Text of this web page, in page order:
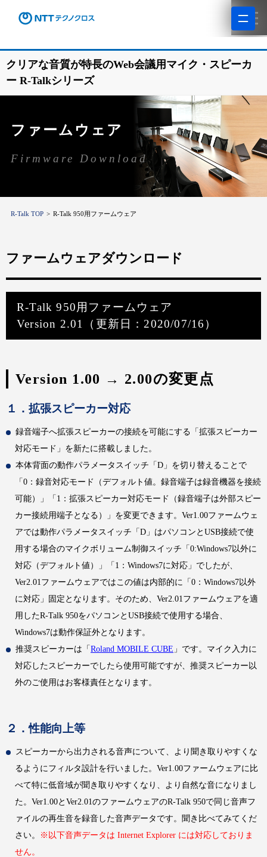
クリアな音質が特長のWeb会議用マイク・スピーカ
ー R-Talkシリーズ
ファームウェア
Firmware Download
R-Talk TOP R-Talk 950用ファームウェア
ファームウェアダウンロード
R-Talk 950用ファームウェア
Version 2.01（更新日：2020/07/16）
Version 1.00 → 2.00の変更点
１．拡張スピーカー対応
録音端子へ拡張スピーカーの接続を可能にする「拡張スピーカー
対応モード」を新たに搭載しました。
本体背面の動作パラメータスイッチ「D」を切り替えることで
「0：録音対応モード（デフォルト値。録音端子は録音機器を接続
可能）」「1：拡張スピーカー対応モード（録音端子は外部スピー
カー接続用端子となる）」を変更できます。Ver1.00ファームウェ
アでは動作パラメータスイッチ「D」はパソコンとUSB接続で使
用する場合のマイクボリューム制御スイッチ「0:Windows7以外に
対応（デフォルト値）」「1：Windows7に対応」でしたが、
Ver2.01ファームウェアではこの値は内部的に「0：Windows7以外
に対応」固定となります。そのため、Ver2.01ファームウェアを適
用したR-Talk 950をパソコンとUSB接続で使用する場合、
Windows7は動作保証外となります。
推奨スピーカーは「Roland MOBILE CUBE 」です。マイク入力に
対応したスピーカーでしたら使用可能ですが、推奨スピーカー以
外のご使用はお客様責任となります。
２．性能向上等
スピーカーから出力される音声について、より聞き取りやすくな
るようにフィルタ設計を行いました。Ver1.00ファームウェアに比
べて特に低音域が聞き取りやすくなり、より自然な音になりまし
た。Ver1.00とVer2.01のファームウェアのR-Talk 950で同じ音声フ
ァイルの再生音を録音した音声データです。聞き比べてみてくだ
さい。
※以下音声データは Internet Explorer には対応しておりま
せん。